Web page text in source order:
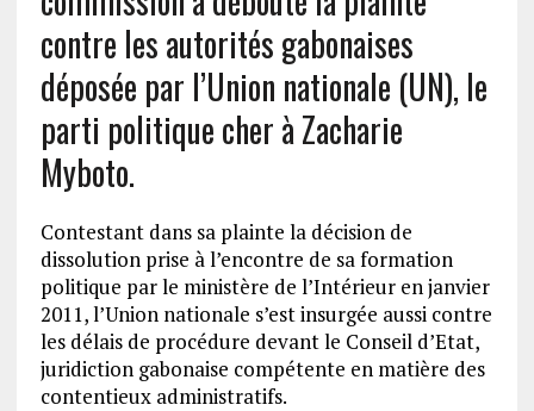
contre les autorités gabonaises
déposée par l’Union nationale (UN), le
parti politique cher à Zacharie
Myboto.
Contestant dans sa plainte la décision de
dissolution prise à l’encontre de sa formation
politique par le ministère de l’Intérieur en janvier
2011, l’Union nationale s’est insurgée aussi contre
les délais de procédure devant le Conseil d’Etat,
juridiction gabonaise compétente en matière des
contentieux administratifs.